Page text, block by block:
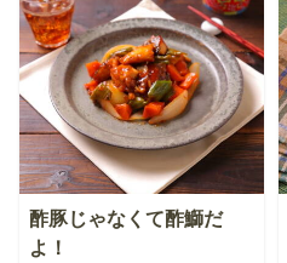
酢豚じゃなくて酢鰤だ
よ！